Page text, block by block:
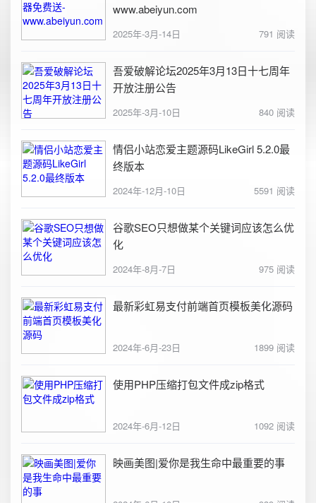
www.abeiyun.com
2025年-3月-14日 791 阅读
吾爱破解论坛2025年3月13日十七周年
开放注册公告
2025年-3月-10日 840 阅读
情侣小站恋爱主题源码LikeGirl 5.2.0最
终版本
2024年-12月-10日 5591 阅读
谷歌SEO只想做某个关键词应该怎么优
化
2024年-8月-7日 975 阅读
最新彩虹易支付前端首页模板美化源码
2024年-6月-23日 1899 阅读
使用PHP压缩打包文件成zip格式
2024年-6月-12日 1092 阅读
映画美图|爱你是我生命中最重要的事